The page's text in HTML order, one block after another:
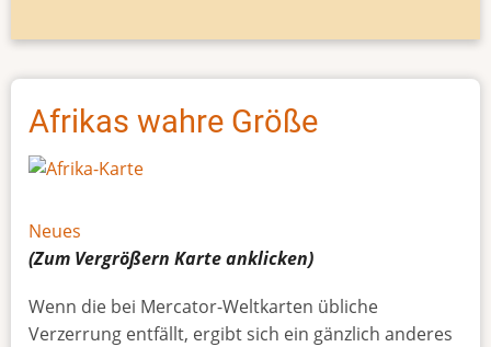
Afrikas wahre Größe
Neues
(Zum Vergrößern Karteanklicken)
Wenn die bei Mercator-Weltkarten übliche
Verzerrung entfällt, ergibt sich ein gänzlich anderes